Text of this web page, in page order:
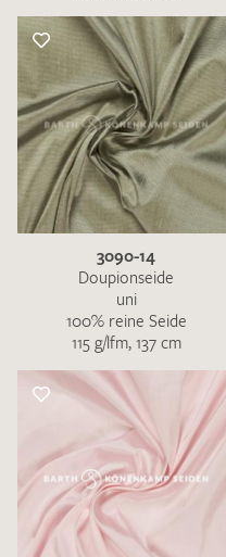
3090-14
Doupionseide
uni
100% reine Seide
115 g/lfm, 137 cm